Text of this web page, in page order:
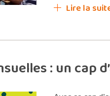
Lire la
: un cap